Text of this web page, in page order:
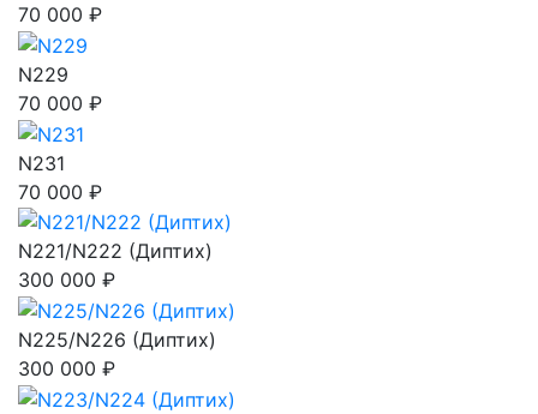
70 000 ₽
N229
70 000 ₽
N231
70 000 ₽
N221/N222 (Диптих)
300 000 ₽
N225/N226 (Диптих)
300 000 ₽